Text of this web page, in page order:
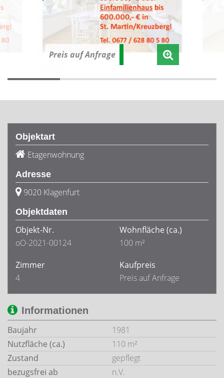
Preis auf Anfrage
Objektart
Etagenwohnung
Adresse
9020 Klagenfurt
Objektdaten
Objekt-Nr.
oO-2021-00124
Wohnfläche (ca.)
100 m²
Zimmer
4
Kaufpreis
Preis auf Anfrage
Informationen
Baujahr
1981
Nutzfläche (ca.)
110 m²
Zustand
gepflegt
bezugsfrei ab
n.V.